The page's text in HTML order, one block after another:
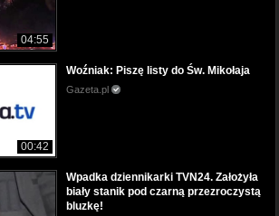
04:55
00:42
Woźniak: Piszę listy do Św. Mikołaja
Gazeta.pl
Wpadka dziennikarki TVN24. Założyła
biały stanik pod czarną przezroczystą
bluzkę!